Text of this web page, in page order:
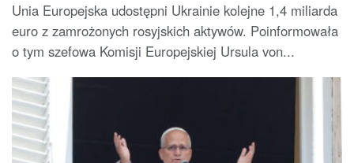
Unia Europejska udostępni Ukrainie kolejne 1,4 miliarda
euro z zamrożonych rosyjskich aktywów. Poinformowała
o tym szefowa Komisji Europejskiej Ursula von...